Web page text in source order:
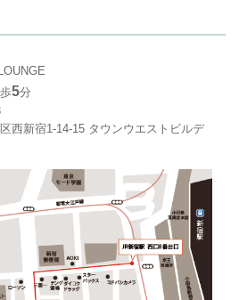
5分
西新宿1-14-15 タウンウエストビルデ